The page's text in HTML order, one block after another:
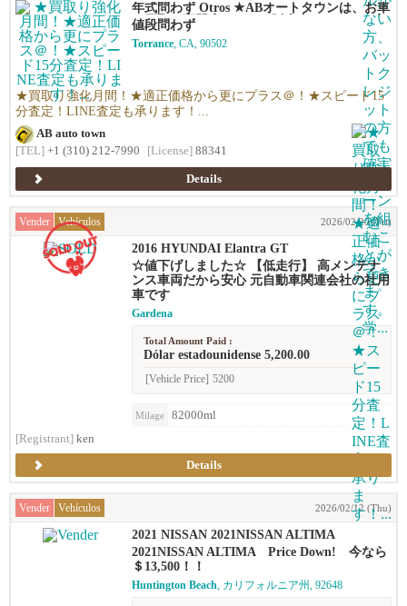
年式問わず Otros ★ABオートタウンは、お車
の買取り専門店です！★販売力があるから高
く買える！シンプルで高い！独自の相場で高
価買い取りします！★優しい査定で’納得の価
格！高価買い取りします！★年末ご売却予定
の無料査定を実施中！年末の売却予定の方も
早期査定は更にお得！★日本車、アメ車、欧
州車なんでも買います！
値段問わず
Torrance, CA, 90502
★買取り強化月間！★適正価格から更にプラス＠！★スピード15
分査定！LINE査定も承ります！...
AB auto town
[TEL] +1 (310) 212-7990 [License] 88341
Details
Vender Vehículos 2026/02/20 (Fri)
2016 HYUNDAI Elantra GT
☆値下げしました☆ 【低走行】 高メンテナ
ンス車両だから安心 元自動車関連会社の社用
車です
Gardena
Total Amount Paid :
Dólar estadounidense 5,200.00
[Vehicle Price] 5200
Milage
82000ml
[Registrant] ken
Details
Vender Vehículos 2026/02/12 (Thu)
2021 NISSAN 2021NISSAN ALTIMA
2021NISSAN ALTIMA Price Down! 今なら
＄13,500！！
Huntington Beach, カリフォルニア州, 92648